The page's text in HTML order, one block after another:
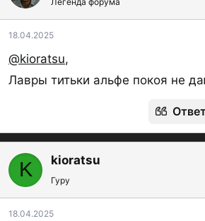
18.04.2025
@kioratsu,
Лавры титьки альфе покоя не
K kioratsu
Гуру
18.04.2025